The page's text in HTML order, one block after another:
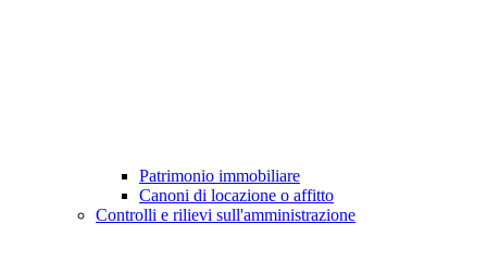
Patrimonio immobiliare
Canoni di locazione o affitto
Controlli e rilievi sull'amministrazione